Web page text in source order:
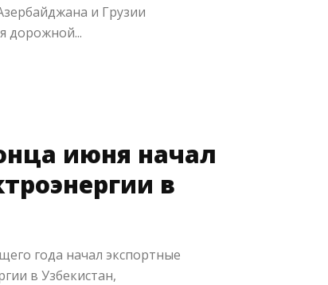
и Грузии
дорожной...
июня начал
в
года начал экспортные
в Узбекистан,